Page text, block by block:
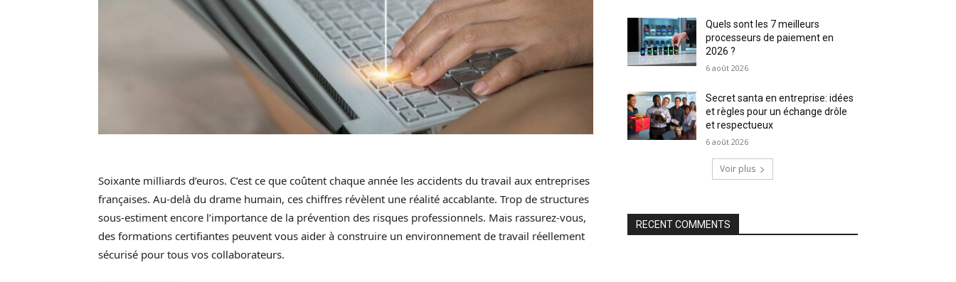
Soixante milliards d’euros. C’est ce que coûtent chaque année les accidents du travail aux entreprises
françaises. Au-delà du drame humain, ces chiffres révèlent une réalité accablante. Trop de structures
sous-estiment encore l’importance de la prévention des risques professionnels. Mais rassurez-vous,
des formations certifiantes peuvent vous aider à construire un environnement de travail réellement
sécurisé pour tous vos collaborateurs.
Quels sont les 7 meilleurs
processeurs de paiement en
2026 ?
6 août 2026
Secret santa en entreprise: idées
et règles pour un échange drôle
et respectueux
6 août 2026
Voir plus
RECENT COMMENTS